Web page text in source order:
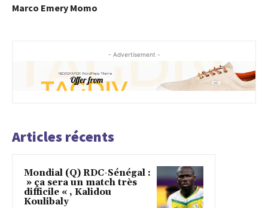
Marco Emery Momo
- Advertisement -
Articles récents
Mondial (Q) RDC-Sénégal :
» ça sera un match très
difficile « , Kalidou
Koulibaly